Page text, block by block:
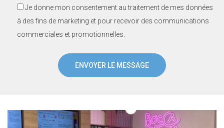
Je donne mon consentement au traitement de mes données
à des fins de marketing et pour recevoir des communications
commerciales et promotionnelles.